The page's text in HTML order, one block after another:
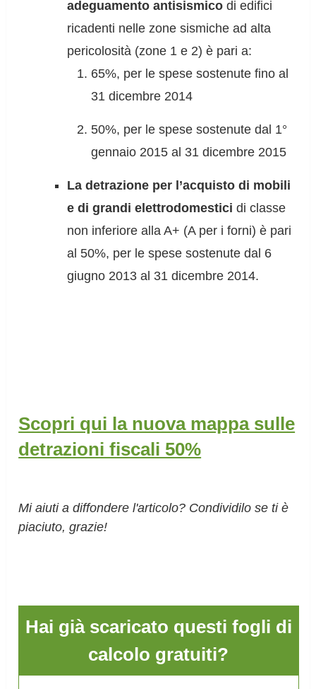
adeguamento antisismicodi edifici
ricadenti nelle zone sismiche ad alta
pericolosità (zone 1 e 2) è pari a:
65%, per le spese sostenute fino al
31 dicembre 2014
50%, per le spese sostenute dal 1°
gennaio 2015 al 31 dicembre 2015
La detrazione per l’acquisto di mobili
e di grandi elettrodomestici di classe
non inferiore alla A+ (A per i forni) è pari
al 50%, per le spese sostenute dal 6
giugno 2013 al 31 dicembre 2014.
Scopri qui la nuova mappa sulle
detrazioni fiscali 50%
Mi aiuti a diffondere l'articolo? Condividilo se ti è
piaciuto, grazie!
Hai già scaricato questi fogli di
calcolo gratuiti?